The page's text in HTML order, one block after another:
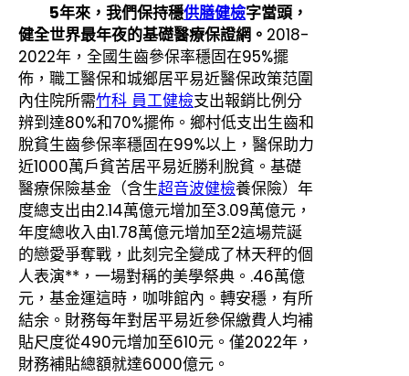
5年來，我們保持穩供膳健檢字當頭，
健全世界最年夜的基礎醫療保證網。 2018-
2022年，全國生齒參保率穩固在95%擺
佈，職工醫保和城鄉居平易近醫保政策范圍
內住院所需竹科 員工健檢支出報銷比例分
辨到達80%和70%擺佈。鄉村低支出生齒和
脫貧生齒參保率穩固在99%以上，醫保助力
近1000萬戶貧苦居平易近勝利脫貧。基礎
醫療保險基金（含生超音波健檢養保險）年
度總支出由2.14萬億元增加至3.09萬億元，
年度總收入由1.78萬億元增加至2這場荒誕
的戀愛爭奪戰，此刻完全變成了林天秤的個
人表演**，一場對稱的美學祭典。.46萬億
元，基金運這時，咖啡館內。轉安穩，有所
結余。財務每年對居平易近參保繳費人均補
貼尺度從490元增加至610元。僅2022年，
財務補貼總額就達6000億元。